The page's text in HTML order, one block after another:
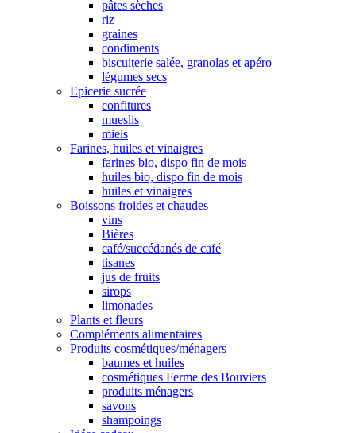
pâtes sèches
riz
graines
condiments
biscuiterie salée, granolas et apéro
légumes secs
Epicerie sucrée
confitures
mueslis
miels
Farines, huiles et vinaigres
farines bio, dispo fin de mois
huiles bio, dispo fin de mois
huiles et vinaigres
Boissons froides et chaudes
vins
Bières
café/succédanés de café
tisanes
jus de fruits
sirops
limonades
Plants et fleurs
Compléments alimentaires
Produits cosmétiques/ménagers
baumes et huiles
cosmétiques Ferme des Bouviers
produits ménagers
savons
shampoings